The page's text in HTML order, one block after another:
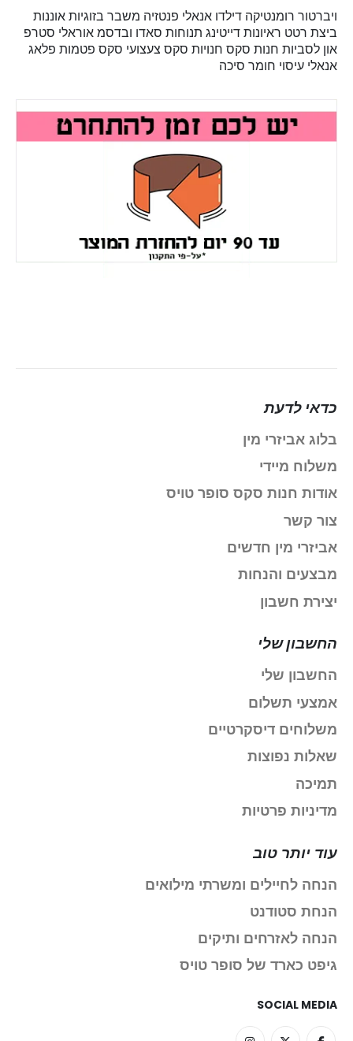
ויברטור רומנטיקה דילדו אנאלי פנטזיה משבר בזוגיות אוננות
ביצת רטט ראיונות דייטינג תנוחות סאדו ובדסמ אוראלי סטרפ
און לסביות חנות סקס חנויות סקס צעצועי סקס פטמות פלאג
אנאלי עיסוי חומר סיכה
כדאי לדעת
בלוג אביזרי מין
משלוח מיידי
אודות חנות סקס סופר טויס
צור קשר
אביזרי מין חדשים
מבצעים והנחות
יצירת חשבון
החשבון שלי
החשבון שלי
אמצעי תשלום
משלוחים דיסקרטיים
שאלות נפוצות
תמיכה
מדיניות פרטיות
עוד יותר טוב
הנחה לחיילים ומשרתי מילואים
הנחת סטודנט
הנחה לאזרחים ותיקים
גיפט כארד של סופר טויס
SOCIAL MEDIA